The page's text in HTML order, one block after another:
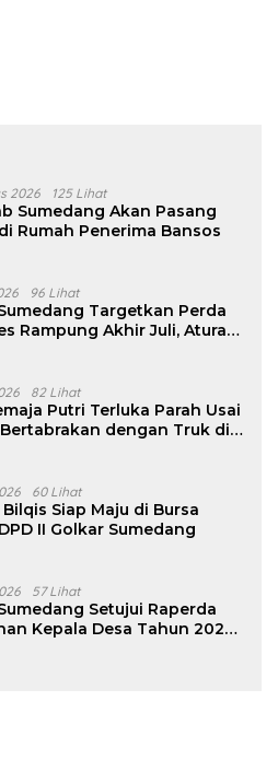
2026 125 Lihat
Sumedang Akan Pasang
Rumah Penerima Bansos
96 Lihat
Targetkan Perda
Rampung Akhir Juli, Aturan
82 Lihat
Putri Terluka Parah Usai
dengan Truk di
60 Lihat
Siap Maju di Bursa
II Golkar Sumedang
57 Lihat
Setujui Raperda
Kepala Desa Tahun 2026